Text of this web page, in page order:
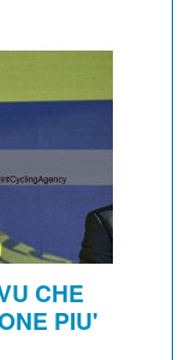
CHE
PIU'